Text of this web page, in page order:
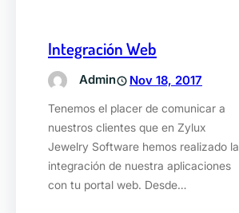
Integración Web
Admin Nov 18, 2017
Tenemos el placer de comunicar a
nuestros clientes que en Zylux
Jewelry Software hemos realizado la
integración de nuestra aplicaciones
con tu portal web. Desde…